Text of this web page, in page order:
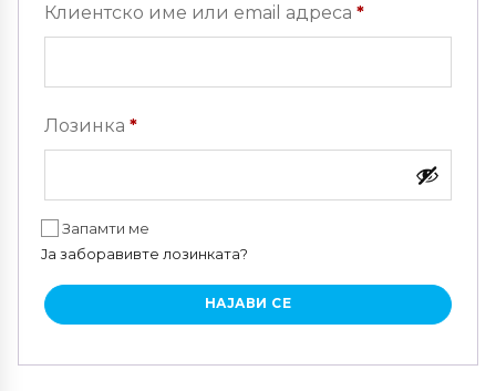
Клиентско име или email адреса *
Лозинка *Задолжително
Запамти ме
Ја заборавивте лозинката?
НАЈАВИ СЕ